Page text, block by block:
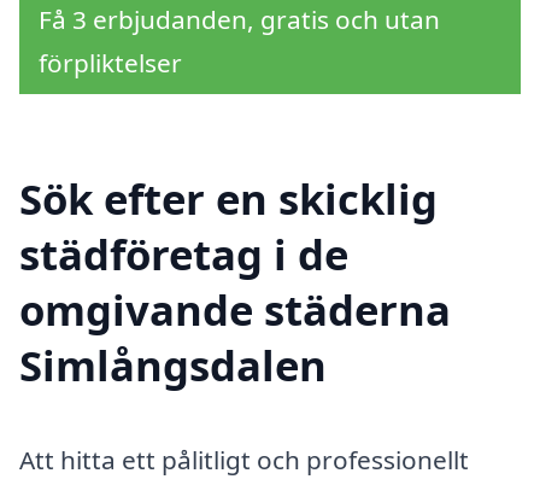
Få 3 erbjudanden, gratis och utan
förpliktelser
Sök efter en skicklig
städföretag i de
omgivande städerna
Simlångsdalen
Att hitta ett pålitligt och professionellt